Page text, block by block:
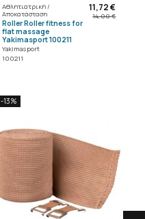
Αθλητιατρική /
Αποκατάσταση
Roller Roller fitness for
flat massage
Yakimasport 100211
Yakimasport
100211
11,72 €
14,00 €
-13%